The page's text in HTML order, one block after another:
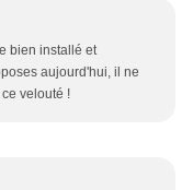
bien installé et
aujourd'hui, il ne
velouté !